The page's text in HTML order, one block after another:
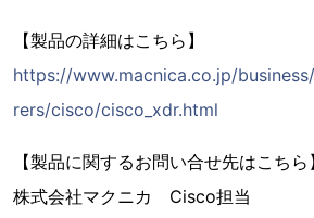
【製品の詳細はこちら】
https://www.macnica.co.jp/
rers/cisco/cisco_xdr.html
【製品に関するお問い合せ先はこちら】
株式会社マクニカ Cisco担当